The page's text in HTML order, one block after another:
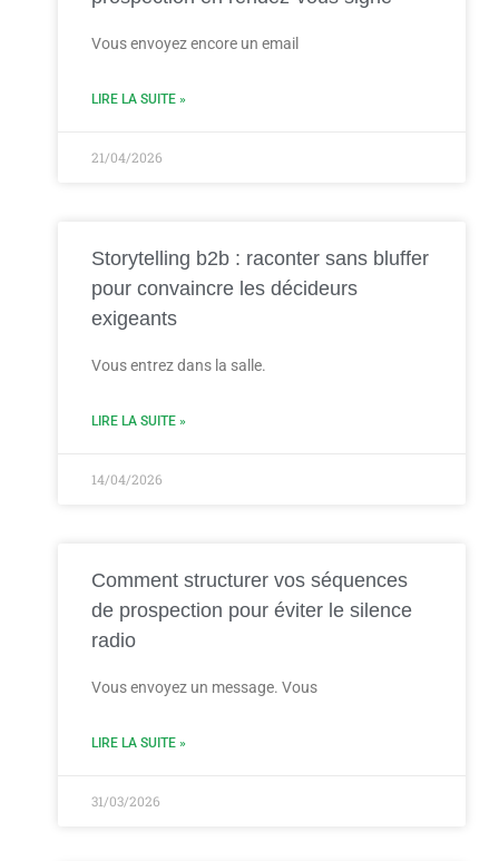
Vous envoyez encore un email
LIRE LA SUITE »
21/04/2026
Storytelling b2b : raconter sans bluffer
pour convaincre les décideurs
exigeants
Vous entrez dans la salle.
LIRE LA SUITE »
14/04/2026
Comment structurer vos séquences
de prospection pour éviter le silence
radio
Vous envoyez un message. Vous
LIRE LA SUITE »
31/03/2026